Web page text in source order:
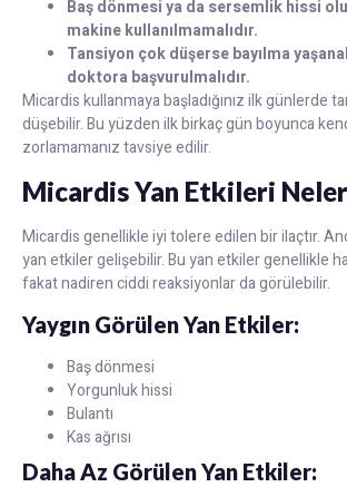
Baş dönmesi ya da sersemlik hissi
makine kullanılmamalıdır.
Tansiyon çok düşerse bayılma
doktora başvurulmalıdır.
Micardis kullanmaya başladığınız ilk günlerde
düşebilir. Bu yüzden ilk birkaç gün boyunca
zorlamamanız tavsiye edilir.
Micardis Yan Etkileri
Micardis genellikle iyi tolere edilen bir ilaçtır.
yan etkiler gelişebilir. Bu yan etkiler genellikle
fakat nadiren ciddi reaksiyonlar da görülebilir.
Yaygın Görülen Yan Etkiler:
Baş dönmesi
Yorgunluk hissi
Bulantı
Kas ağrısı
Daha Az Görülen Yan Etkiler: